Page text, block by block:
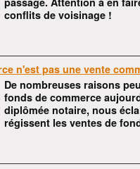
conflits de voisinage !
n'est pas une vente
De nombreuses raisons
fonds de commerce
diplômée notaire, nous
régissent les ventes de